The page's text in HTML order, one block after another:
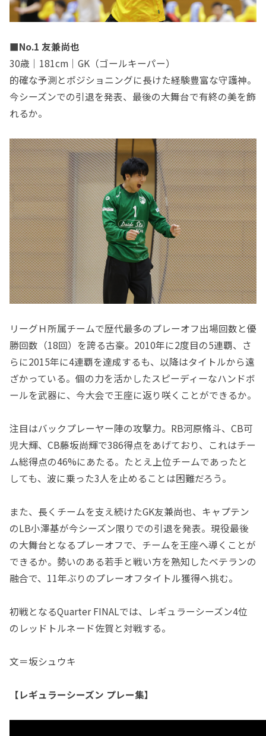
■No.1 友兼尚也
30歳｜181cm｜GK（ゴールキーパー）
的確な予測とポジショニングに長けた経験豊富な守護神。
今シーズンでの引退を発表、最後の大舞台で有終の美を飾
れるか。
リーグＨ所属チームで歴代最多のプレーオフ出場回数と優
勝回数（18回）を誇る古豪。2010年に2度目の5連覇、さ
らに2015年に4連覇を達成するも、以降はタイトルから遠
ざかっている。個の力を活かしたスピーディーなハンドボ
ールを武器に、今大会で王座に返り咲くことができるか。
注目はバックプレーヤー陣の攻撃力。RB河原脩斗、CB可
児大輝、CB藤坂尚輝で386得点をあげており、これはチー
ム総得点の46%にあたる。たとえ上位チームであったと
しても、波に乗った3人を止めることは困難だろう。
また、長くチームを支え続けたGK友兼尚也、キャプテン
のLB小澤基が今シーズン限りでの引退を発表。現役最後
の大舞台となるプレーオフで、チームを王座へ導くことが
できるか。勢いのある若手と戦い方を熟知したベテランの
融合で、11年ぶりのプレーオフタイトル獲得へ挑む。
初戦となるQuarter FINALでは、レギュラーシーズン4位
のレッドトルネード佐賀と対戦する。
文＝坂シュウキ
【レギュラーシーズン プレー集】